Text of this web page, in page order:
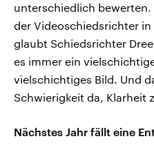
unterschiedlich bewerten.
der Videoschiedsrichter
glaubt Schiedsrichter
es immer ein
vielschichtiges Bild. Und
Schwierigkeit da, Klarheit
Nächstes Jahr fällt eine